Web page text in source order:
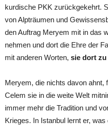
kurdische PKK zurückgekehrt.
von Alpträumen und
den Auftrag Meryem mit in das
nehmen und dort die Ehre der
mit anderen Worten, sie dort
Meryem, die nichts davon ahnt,
Celem sie in die weite Welt
immer mehr die Tradition und
Krieges. In Istanbul lernt er,